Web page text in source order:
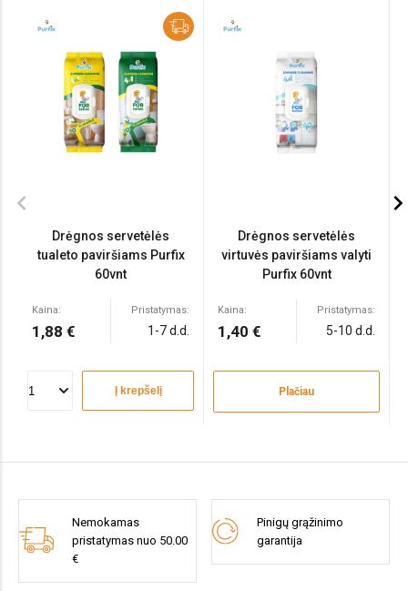
chevron_left
Drėgnos servetėlės
tualeto paviršiams Purfix
60vnt
Kaina:
1,88 €
Pristatymas:
1-7 d.d.
Į krepšelį
Drėgnos servetėlės
virtuvės paviršiams valyti
Purfix 60vnt
Kaina:
1,40 €
Pristatymas:
5-10 d.d.
Plačiau
Nemokamas
pristatymas nuo 50.00
€
Pinigų grąžinimo
garantija